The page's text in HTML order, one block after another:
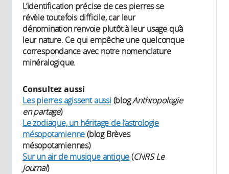
L’identification précise de ces pierres se
révèle toutefois difficile, car leur
dénomination renvoie plutôt à leur usage qu’à
leur nature. Ce qui empêche une quelconque
correspondance avec notre nomenclature
minéralogique.
Consultez aussi
Les pierres agissent aussi (blogAnthropologie
en partage)
Le zodiaque, un héritage de l’astrologie
mésopotamienne(blog Brèves
mésopotamiennes)
Sur un air de musique antique(CNRS Le
Journal)